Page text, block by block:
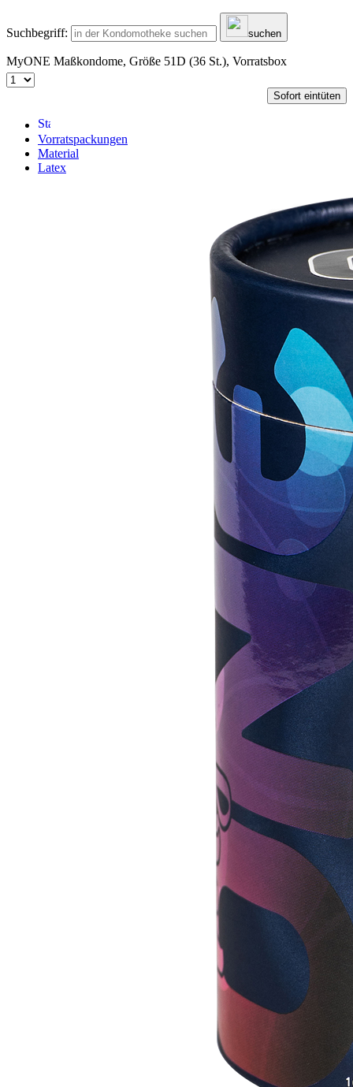
Suchbegriff: suchen
MyONE Maßkondome, Größe 51D (36 St.), Vorratsbox
Sofort eintüten
Vorratspackungen
Material
Latex